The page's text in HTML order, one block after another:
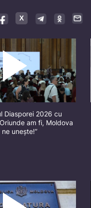
Diasporei 2026 cu
am fi, Moldova
ne unește!”